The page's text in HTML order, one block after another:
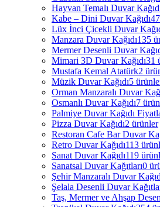
Hayvan Temalı Duvar
Kabe – Dini Duvar Kağıdı
Lüx İnci Çicekli Duvar
Manzara Duvar Kağıdı135
Mermer Desenli Duvar
Mimari 3D Duvar Kağıdı31
Mustafa Kemal Atatürk2
Müzik Duvar Kağıdı5
Orman Manzaralı Duvar
Osmanlı Duvar Kağıdı7
Palmiye Duvar Kağıdı
Pizza Duvar Kağıdı2 ürünler
Restoran Cafe Bar Duvar
Retro Duvar Kağıdı113
Sanat Duvar Kağıdı119
Sanatsal Duvar Kağıtları0
Şehir Manzaralı Duvar
Şelala Desenli Duvar
Taş, Mermer ve Ahşap